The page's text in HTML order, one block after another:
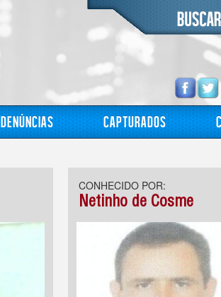
Denúncias Capturados
CONHECIDO POR:
Netinho de Cosme